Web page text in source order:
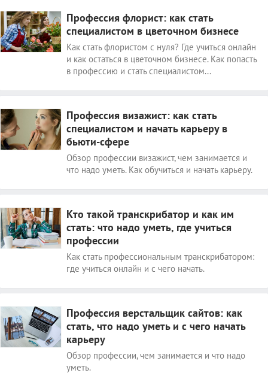
Профессия флорист: как стать
специалистом в цветочном бизнесе
Как стать флористом с нуля? Где учиться онлайн
и как остаться в цветочном бизнесе. Как попасть
в профессию и стать специалистом...
Профессия визажист: как стать
специалистом и начать карьеру в
бьюти-сфере
Обзор профессии визажист, чем занимается и
что надо уметь. Как обучиться и начать карьеру.
Кто такой транскрибатор и как им
стать: что надо уметь, где учиться
профессии
Как стать профессиональным транскрибатором:
где учиться онлайн и с чего начать.
Профессия верстальщик сайтов: как
стать, что надо уметь и с чего начать
карьеру
Обзор профессии, чем занимается и что надо
уметь.